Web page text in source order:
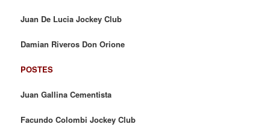
Juan De Lucia Jockey Club
Damian Riveros Don Orione
POSTES
Juan Gallina Cementista
Facundo Colombi Jockey Club